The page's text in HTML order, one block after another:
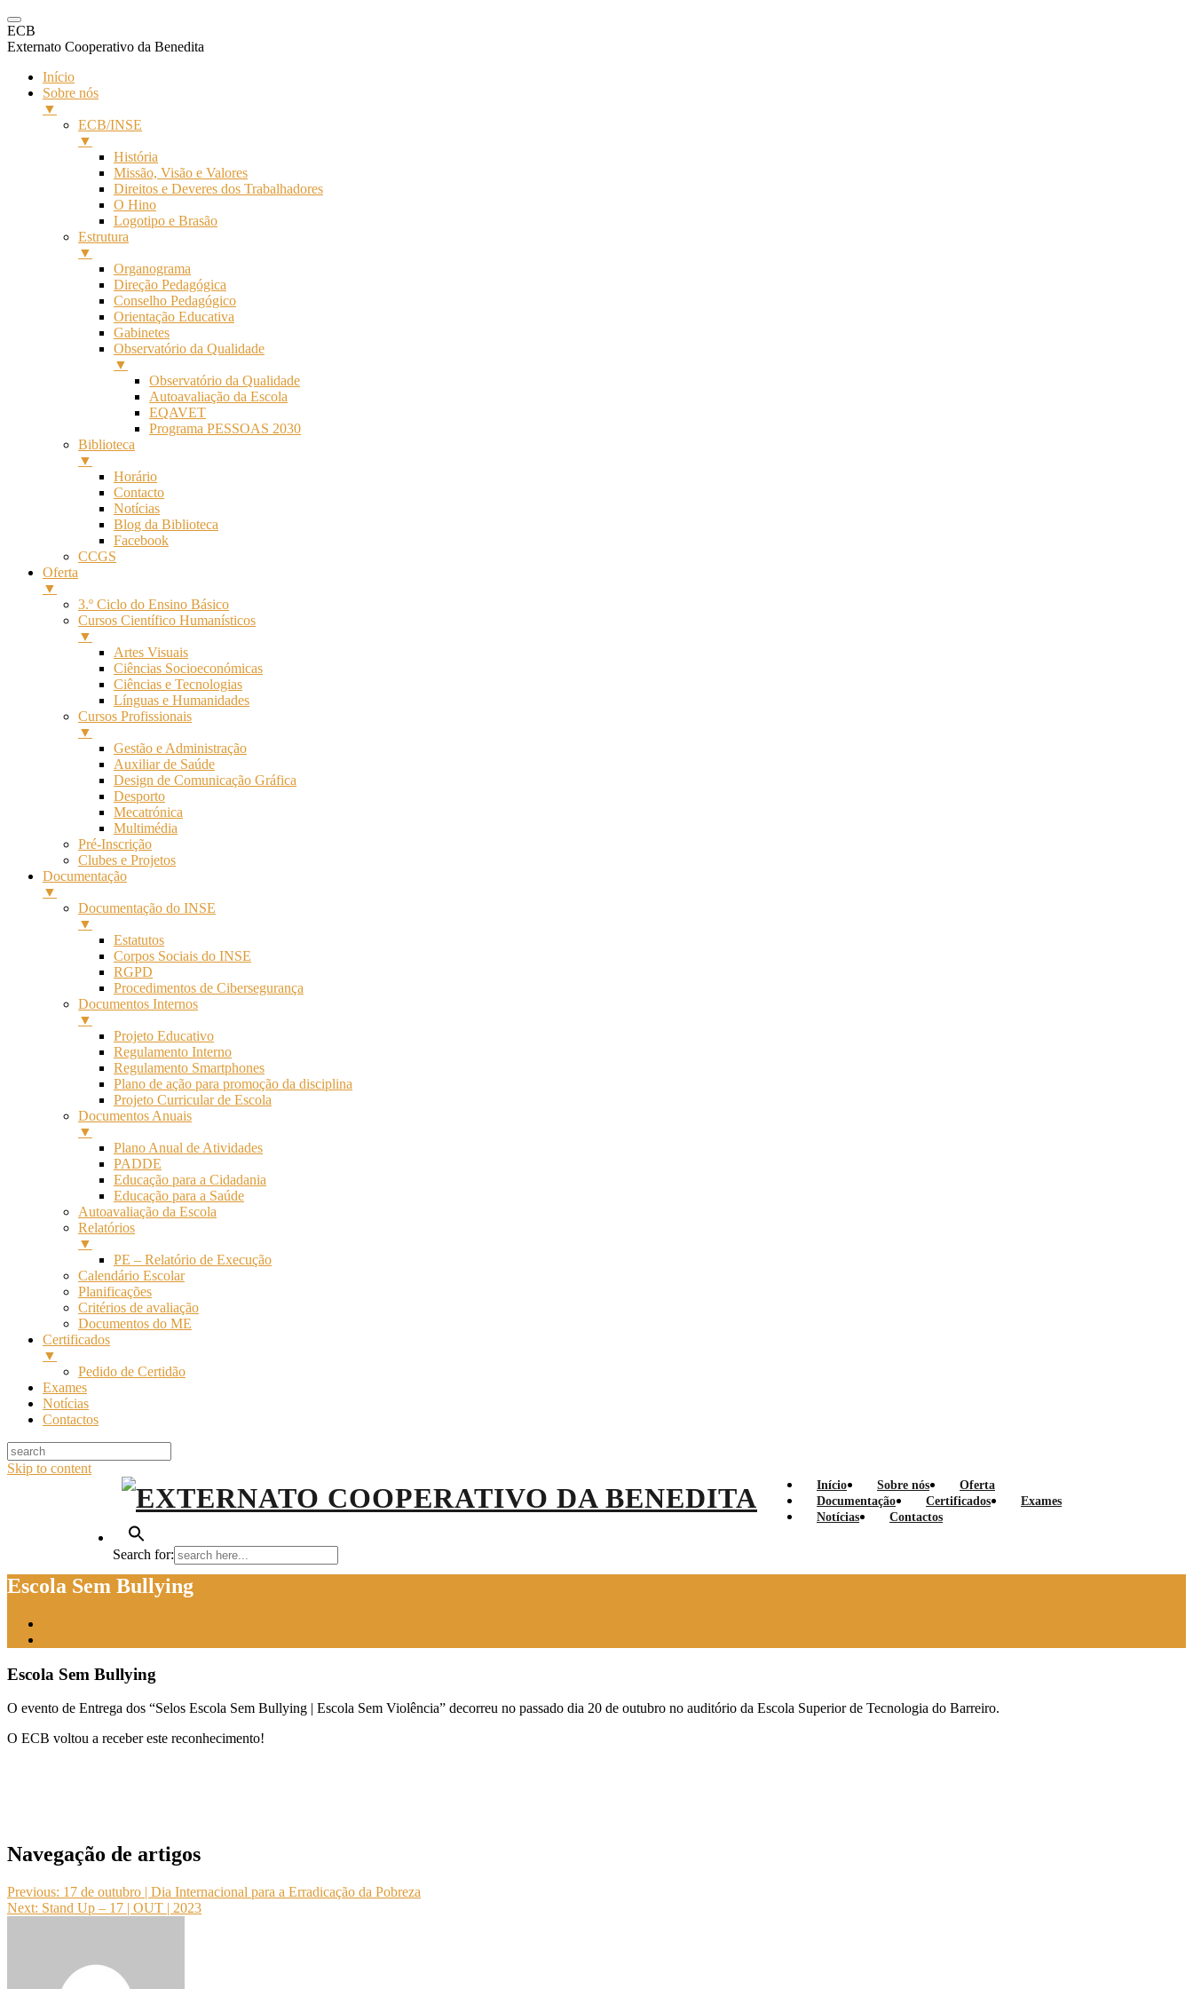
ECB
Externato Cooperativo da Benedita
Início
Sobre nós
▼
ECB/INSE
▼
História
Missão, Visão e Valores
Direitos e Deveres dos Trabalhadores
O Hino
Logotipo e Brasão
Estrutura
▼
Organograma
Direção Pedagógica
Conselho Pedagógico
Orientação Educativa
Gabinetes
Observatório da Qualidade
▼
Observatório da Qualidade
Autoavaliação da Escola
EQAVET
Programa PESSOAS 2030
Biblioteca
▼
Horário
Contacto
Notícias
Blog da Biblioteca
Facebook
CCGS
Oferta
▼
3.º Ciclo do Ensino Básico
Cursos Científico Humanísticos
▼
Artes Visuais
Ciências Socioeconómicas
Ciências e Tecnologias
Línguas e Humanidades
Cursos Profissionais
▼
Gestão e Administração
Auxiliar de Saúde
Design de Comunicação Gráfica
Desporto
Mecatrónica
Multimédia
Pré-Inscrição
Clubes e Projetos
Documentação
▼
Documentação do INSE
▼
Estatutos
Corpos Sociais do INSE
RGPD
Procedimentos de Cibersegurança
Documentos Internos
▼
Projeto Educativo
Regulamento Interno
Regulamento Smartphones
Plano de ação para promoção da disciplina
Projeto Curricular de Escola
Documentos Anuais
▼
Plano Anual de Atividades
PADDE
Educação para a Cidadania
Educação para a Saúde
Autoavaliação da Escola
Relatórios
▼
PE – Relatório de Execução
Calendário Escolar
Planificações
Critérios de avaliação
Documentos do ME
Certificados
▼
Pedido de Certidão
Exames
Notícias
Contactos
Skip to content
EXTERNATO COOPERATIVO DA BENEDITA
EXTERNATO COOPERATIVO DA BENEDITA
Início Sobre nós
Oferta
Documentação
Certificados
Exames
Notícias
Contactos
Search for:
Escola Sem Bullying
Escola Sem Bullying
O evento de Entrega dos “Selos Escola Sem Bullying | Escola Sem Violência” decorreu no passado dia 20 de outubro no auditório da Escola Superior de Tecnologia do Barreiro.
O ECB voltou a receber este reconhecimento!
Navegação de artigos
Previous: 17 de outubro | Dia Internacional para a Erradicação da Pobreza
Next: Stand Up – 17 | OUT | 2023